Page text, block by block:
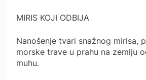
MIRIS KOJI ODBIJA
Nanošenje tvari snažnog mirisa,
morske trave u prahu na zemlju
muhu.